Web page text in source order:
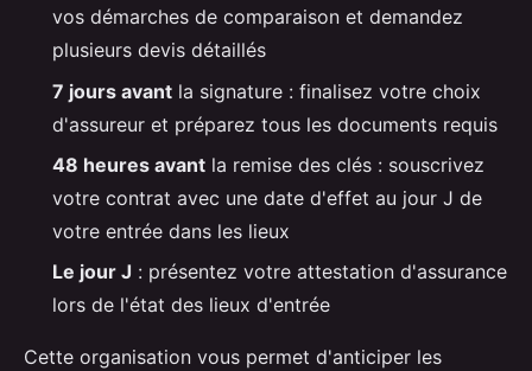
vos démarches de comparaison et demandez
plusieurs devis détaillés
7 jours avant la signature : finalisez votre choix
d'assureur et préparez tous les documents requis
48 heures avant la remise des clés : souscrivez
votre contrat avec une date d'effet au jour J de
votre entrée dans les lieux
Le jour J : présentez votre attestation d'assurance
lors de l'état des lieux d'entrée
Cette organisation vous permet d'anticiper les